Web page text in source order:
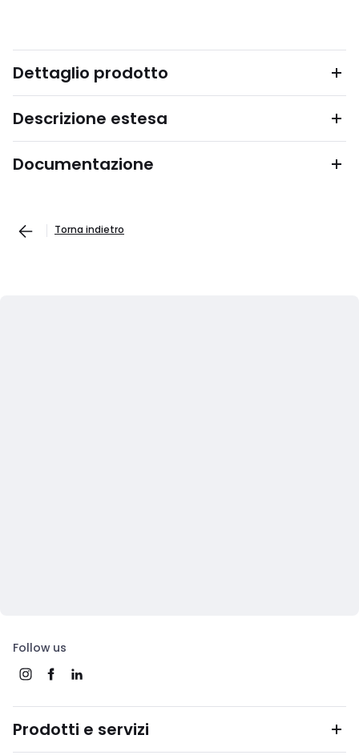
Dettaglio prodotto
Descrizione estesa
Documentazione
Torna indietro
Follow us
Prodotti e servizi